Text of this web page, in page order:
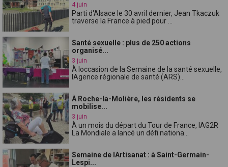
4 juin
Parti d'Alsace le 30 avril dernier, Jean Tkaczuk
traverse la France à pied pour ...
Santé sexuelle : plus de 250 actions
organisé...
3 juin
À loccasion de la Semaine de la santé sexuelle,
lAgence régionale de santé (ARS)...
À Roche-la-Molière, les résidents se
mobilise...
3 juin
À un mois du départ du Tour de France, lAG2R
La Mondiale a lancé un défi nationa...
Semaine de lArtisanat : à Saint-Germain-
Lespi...